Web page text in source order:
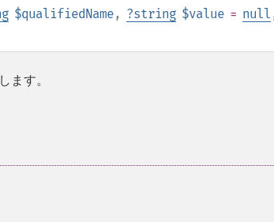
$qualifiedName, ?string $value = null
ます。